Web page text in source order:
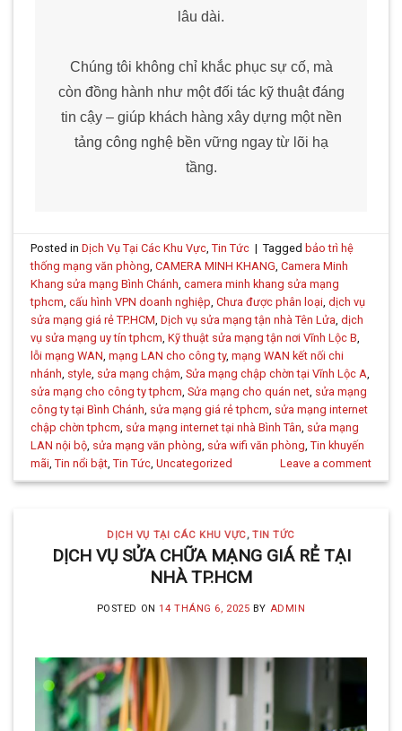
lâu dài.
Chúng tôi không chỉ khắc phục sự cố, mà
còn đồng hành như một đối tác kỹ thuật đáng
tin cậy – giúp khách hàng xây dựng một nền
tảng công nghệ bền vững ngay từ lõi hạ
tầng.
Posted inDịch Vụ Tại Các Khu Vực,Tin Tức | Tagged bảo trì hệ
thống mạng văn phòng,CAMERA MINH KHANG,Camera Minh
Khang sửa mạng Bình Chánh,camera minh khang sửa mạng
tphcm,cấu hình VPN doanh nghiệp,Chưa được phân loại,dịch vụ
sửa mạng giá rẻ TP.HCM,Dịch vụ sửa mạng tận nhà Tên Lửa,dịch
vụ sửa mạng uy tín tphcm,Kỹ thuật sửa mạng tận nơi Vĩnh Lộc B,
lỗi mạng WAN,mạng LAN cho công ty,mạng WAN kết nối chi
nhánh, style, sửa mạng chậm,Sửa mạng chập chờn tại Vĩnh Lộc A,
sửa mạng cho công ty tphcm,Sửa mạng cho quán net, sửa mạng
công ty tại Bình Chánh, sửa mạng giá rẻ tphcm, sửa mạng internet
chập chờn tphcm, sửa mạng internet tại nhà Bình Tân, sửa mạng
LAN nội bộ, sửa mạng văn phòng, sửa wifi văn phòng,Tin khuyến
mãi,Tin nổi bật,Tin Tức,Uncategorized Leave a comment
DỊCH VỤ TẠI CÁC KHU VỰC,TIN TỨC
DỊCH VỤ SỬA CHỮA MẠNG GIÁ RẺ TẠI
NHÀ TP.HCM
POSTED ON14 THÁNG 6, 2025 BY ADMIN